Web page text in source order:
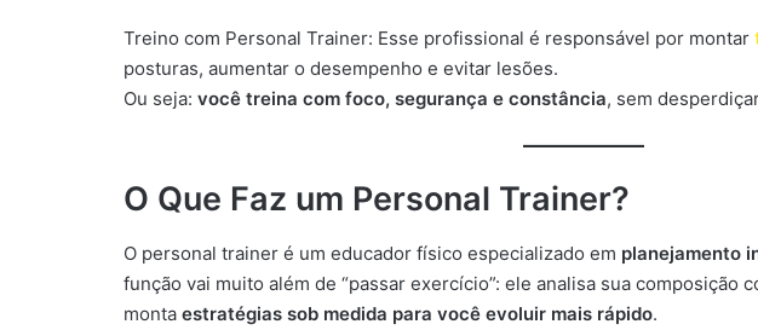
Treino com Personal Trainer: Esse profissional é responsável por montar
posturas, aumentar o desempenho e evitar lesões.
Ou seja: você treina com foco, segurança e constância, sem
O Que Faz um Personal Trainer?
O personal trainer é um educador físico especializado em planejamento
função vai muito além de “passar exercício”: ele analisa sua composição
monta estratégias sob medida para você evoluir mais rápido.